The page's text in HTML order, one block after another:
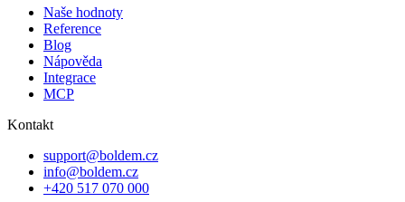
Naše hodnoty
Reference
Blog
Nápověda
Integrace
MCP
Kontakt
support@boldem.cz
info@boldem.cz
+420 517 070 000